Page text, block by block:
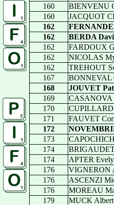
160
BIENVENU
160
JACQUOT
162
162
BERDA
162
FARDOUX
162
NICOLAS
162
TREHOUT
167
BONNEVAL
168
JOUVET
169
CASANOVA
170
CUPILLARD
171
FAUVET
172
173
174
174
APTER
176
VIGNERON
176
ASCENZI
176
MOREAU
179
MUCK Albert